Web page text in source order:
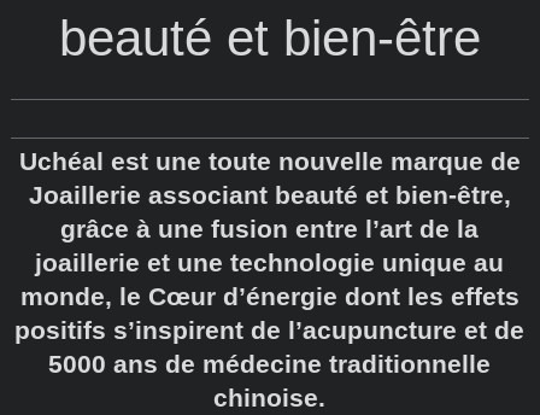
beauté et bien-être
Uchéal est une toute nouvelle marque de
Joaillerie associant beauté et bien-être,
grâce à une fusion entre l’art de la
joaillerie et une technologie unique au
monde, le Cœur d’énergie dont les effets
positifs s’inspirent de l’acupuncture et de
5000 ans de médecine traditionnelle
chinoise.